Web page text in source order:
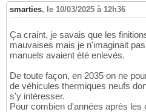
smarties, le 10/03/2025 à 12h36
Ça craint, je savais que les
mauvaises mais je n'imaginait
manuels avaient été enlevés.
De toute façon, en 2035 on ne
de véhicules thermiques neufs
s'y intéresser.
Pour combien d'années après les